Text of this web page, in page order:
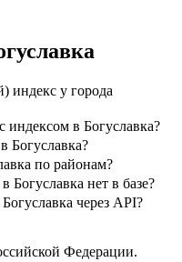
индекс у города
индексом в Богуславка?
Богуславка?
по районам?
Богуславка нет в базе?
через API?
Федерации.